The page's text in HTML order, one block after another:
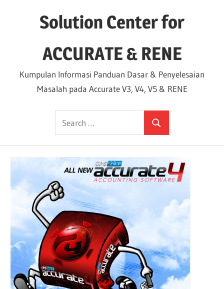
Solution Center for
ACCURATE & RENE
Kumpulan Informasi Panduan Dasar & Penyelesaian
Masalah pada Accurate V3, V4, V5 & RENE
Search
for:
Search